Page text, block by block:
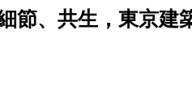
節、共生，東京建